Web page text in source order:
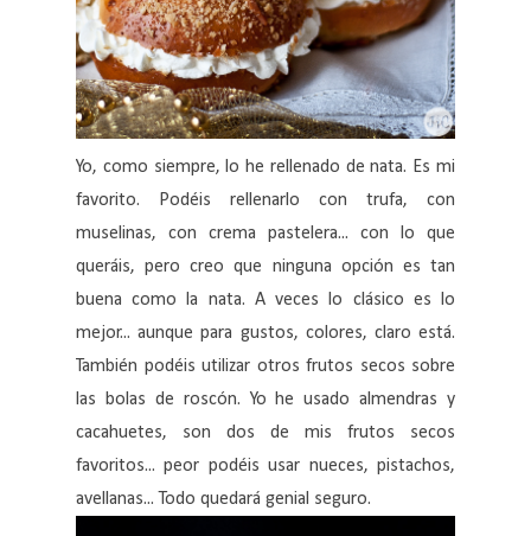
Yo, como siempre, lo he rellenado de nata. Es mi
favorito. Podéis rellenarlo con trufa, con
muselinas, con crema pastelera... con lo que
queráis, pero creo que ninguna opción es tan
buena como la nata. A veces lo clásico es lo
mejor... aunque para gustos, colores, claro está.
También podéis utilizar otros frutos secos sobre
las bolas de roscón. Yo he usado almendras y
cacahuetes, son dos de mis frutos secos
favoritos... peor podéis usar nueces, pistachos,
avellanas... Todo quedará genial seguro.